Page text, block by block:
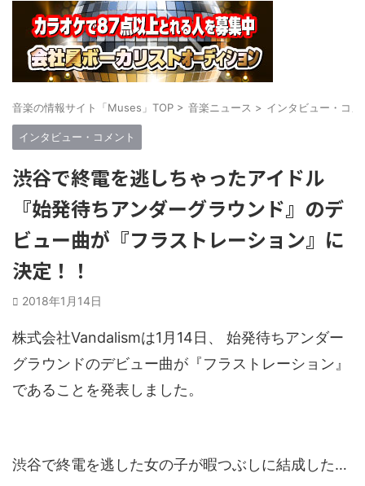
音楽の情報サイト「Muses」TOP > 音楽ニュース > インタビュー・コメ
インタビュー・コメント
渋谷で終電を逃しちゃったアイドル
『始発待ちアンダーグラウンド』のデ
ビュー曲が『フラストレーション』に
決定！！
2018年1月14日
株式会社Vandalismは1月14日、 始発待ちアンダー
グラウンドのデビュー曲が『フラストレーション』
であることを発表しました。
渋谷で終電を逃した女の子が暇つぶしに結成した…